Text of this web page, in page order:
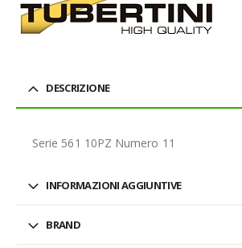
DESCRIZIONE
Serie 561 10PZ Numero 11
INFORMAZIONI AGGIUNTIVE
BRAND